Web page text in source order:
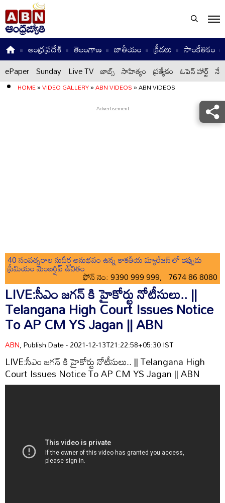
ఆంధ్రప్రదేశ్ తెలంగాణ జాతీయం క్రీడలు సాంకేతికం
ePaper Sunday Live TV జాబ్స్ సాహిత్యం ప్రత్యేకం ఓపెన్ హార్ట్
HOME»VIDEO GALLERY»ABN VIDEOS»ABN VIDEOS
40 సంవత్సరాల సుదీర్ఘ అనుభవం ఉన్న కాకతీయ మ్యారేజస్ లో ఇప్పుడు
ప్రీమియం మెంబర్షిప్ ఉచితం
ఫోన్ నెం: 9390 999 999, 7674 86 8080
LIVE:సీఎం జగన్ కి హైకోర్టు నోటీసులు.. ||
Telangana High Court Issues Notice
To AP CM YS Jagan || ABN
ABN, Publish Date - 2021-12-13T21:22:58+05:30 IST
LIVE:సీఎం జగన్ కి హైకోర్టు నోటీసులు.. || Telangana High
Court Issues Notice To AP CM YS Jagan || ABN